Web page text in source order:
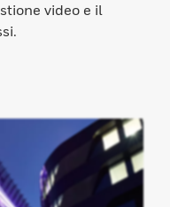
video e il